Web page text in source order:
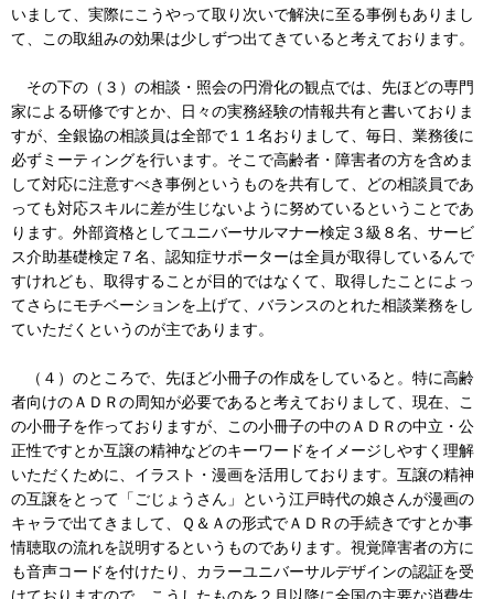
いまして、実際にこうやって取り次いで解決に至る事例もありまし
て、この取組みの効果は少しずつ出てきていると考えております。
その下の（３）の相談・照会の円滑化の観点では、先ほどの専門
家による研修ですとか、日々の実務経験の情報共有と書いておりま
すが、全銀協の相談員は全部で１１名おりまして、毎日、業務後に
必ずミーティングを行います。そこで高齢者・障害者の方を含めま
して対応に注意すべき事例というものを共有して、どの相談員であ
っても対応スキルに差が生じないように努めているということであ
ります。外部資格としてユニバーサルマナー検定３級８名、サービ
ス介助基礎検定７名、認知症サポーターは全員が取得しているんで
すけれども、取得することが目的ではなくて、取得したことによっ
てさらにモチベーションを上げて、バランスのとれた相談業務をし
ていただくというのが主であります。
（４）のところで、先ほど小冊子の作成をしていると。特に高齢
者向けのＡＤＲの周知が必要であると考えておりまして、現在、こ
の小冊子を作っておりますが、この小冊子の中のＡＤＲの中立・公
正性ですとか互譲の精神などのキーワードをイメージしやすく理解
いただくために、イラスト・漫画を活用しております。互譲の精神
の互譲をとって「ごじょうさん」という江戸時代の娘さんが漫画の
キャラで出てきまして、Ｑ＆Ａの形式でＡＤＲの手続きですとか事
情聴取の流れを説明するというものであります。視覚障害者の方に
も音声コードを付けたり、カラーユニバーサルデザインの認証を受